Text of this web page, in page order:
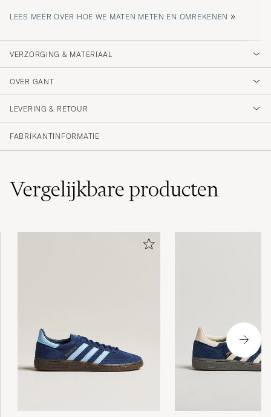
LEES MEER OVER HOE WE MATEN METEN EN OMREKENEN »
VERZORGING & MATERIAAL
OVER GANT
LEVERING & RETOUR
FABRIKANTINFORMATIE
Vergelijkbareproducten